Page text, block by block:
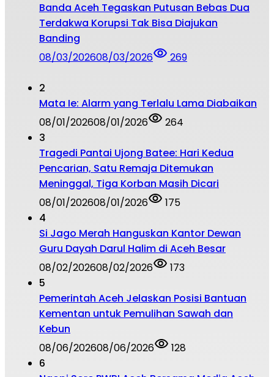
Banda Aceh Tegaskan Putusan Bebas Dua
Terdakwa Korupsi Tak Bisa Diajukan
Banding
08/03/202608/03/2026 269
2
Mata Ie: Alarm yang Terlalu Lama Diabaikan
08/01/202608/01/2026
264
3
Tragedi Pantai Ujong Batee: Hari Kedua
Pencarian, Satu Remaja Ditemukan
Meninggal, Tiga Korban Masih Dicari
08/01/202608/01/2026
175
4
Si Jago Merah Hanguskan Kantor Dewan
Guru Dayah Darul Halim di Aceh Besar
08/02/202608/02/2026
173
5
Pemerintah Aceh Jelaskan Posisi Bantuan
Kementan untuk Pemulihan Sawah dan
Kebun
08/06/202608/06/2026
128
6